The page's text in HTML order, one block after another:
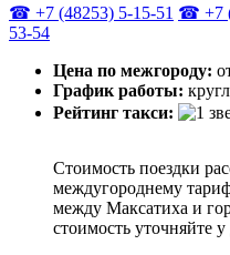
☎ +7 (48253) 5-15-51 ☎ +7
53-54
Цена по межгороду:
График работы:
Рейтинг такси:
Стоимость поездки
междугороднему
между Максатиха и
стоимость уточняйте